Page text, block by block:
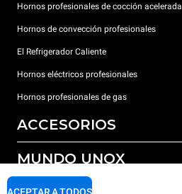
Hornos profesionales de cocción acelerada
Hornos de convección profesionales
El Refrigerador Caliente
Hornos eléctricos profesionales
Hornos profesionales de gas
ACCESORIOS
Todos los accesorios
Detergentes para lavado automático
MUNDO UNOX